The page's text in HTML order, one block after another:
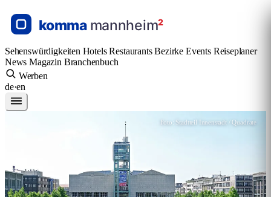
Sehenswürdigkeiten HotelsRestaurantsBezirke Events Reiseplaner
NewsMagazin Branchenbuch
Werben
de·en
Foto: Stadtteil Innenstadt / Quadrate